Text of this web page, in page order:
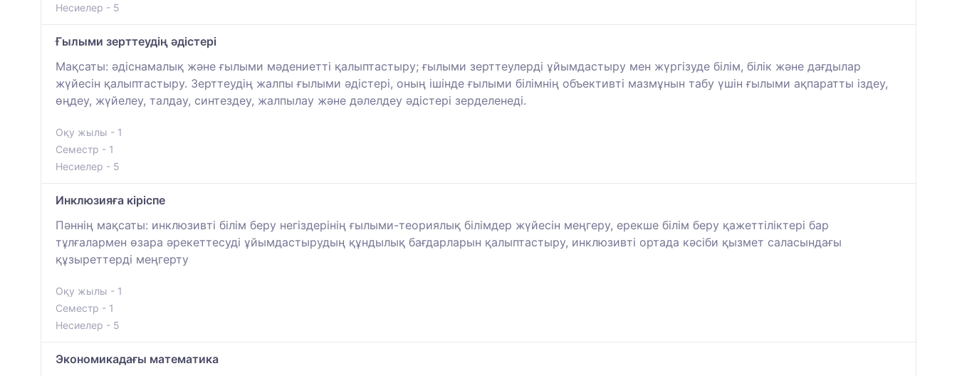
Несиелер - 5
Ғылыми зерттеудің әдістері
Мақсаты: әдіснамалық және ғылыми мәдениетті қалыптастыру; ғылыми зерттеулерді ұйымдастыру мен жүргізуде білім, білік және дағдылар
жүйесін қалыптастыру. Зерттеудің жалпы ғылыми әдістері, оның ішінде ғылыми білімнің объективті мазмұнын табу үшін ғылыми ақпаратты іздеу,
өңдеу, жүйелеу, талдау, синтездеу, жалпылау және дәлелдеу әдістері зерделенеді.
Оқу жылы - 1
Семестр - 1
Несиелер - 5
Инклюзияға кіріспе
Пәннің мақсаты: инклюзивті білім беру негіздерінің ғылыми-теориялық білімдер жүйесін меңгеру, ерекше білім беру қажеттіліктері бар
тұлғалармен өзара әрекеттесуді ұйымдастырудың құндылық бағдарларын қалыптастыру, инклюзивті ортада кәсіби қызмет саласындағы
құзыреттерді меңгерту
Оқу жылы - 1
Семестр - 1
Несиелер - 5
Экономикадағы математика